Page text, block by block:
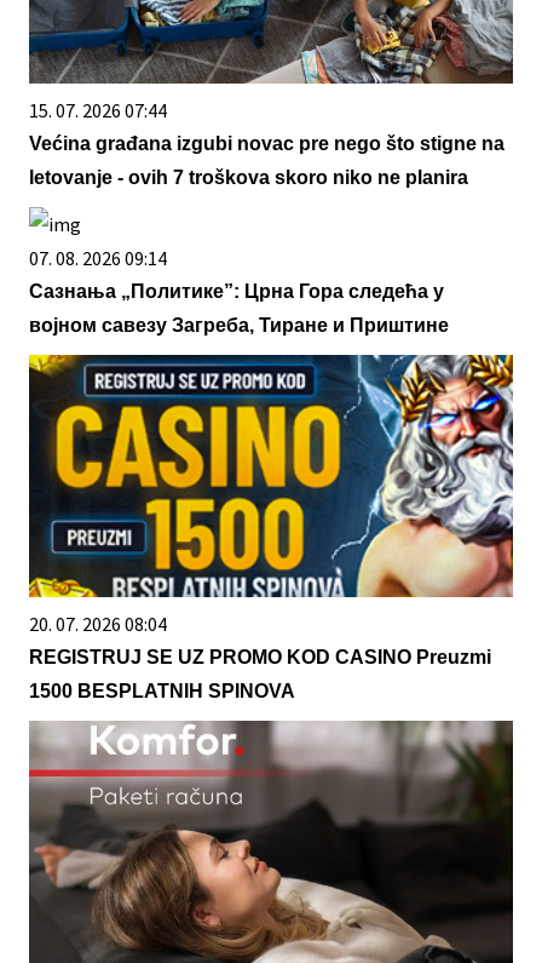
15. 07. 2026 07:44
Većina građana izgubi novac pre nego što stigne na
letovanje - ovih 7 troškova skoro niko ne planira
07. 08. 2026 09:14
Сазнања „Политике”: Црна Гора следећа у
војном савезу Загреба, Тиране и Приштине
20. 07. 2026 08:04
REGISTRUJ SE UZ PROMO KOD CASINO Preuzmi
1500 BESPLATNIH SPINOVA